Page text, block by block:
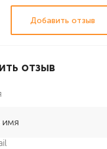
Добавить отзыв
отзыв